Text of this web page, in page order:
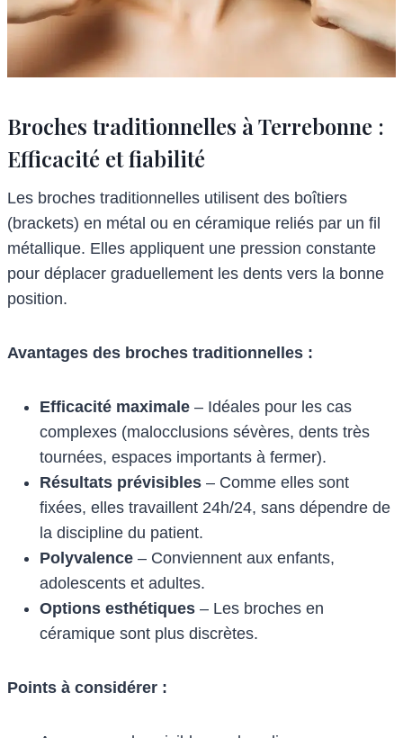
Broches traditionnelles à Terrebonne :
Efficacité et fiabilité
Les broches traditionnelles utilisent des boîtiers
(brackets) en métal ou en céramique reliés par un fil
métallique. Elles appliquent une pression constante
pour déplacer graduellement les dents vers la bonne
position.
Avantages des broches traditionnelles :
Efficacité maximale – Idéales pour les cas
complexes (malocclusions sévères, dents très
tournées, espaces importants à fermer).
Résultats prévisibles – Comme elles sont
fixées, elles travaillent 24h/24, sans dépendre de
la discipline du patient.
Polyvalence – Conviennent aux enfants,
adolescents et adultes.
Options esthétiques – Les broches en
céramique sont plus discrètes.
Points à considérer :